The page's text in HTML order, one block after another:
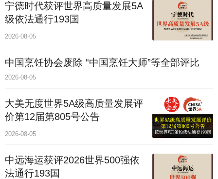
宁德时代获评世界高质量发展5A
级依法通行193国
2026-08-05
中国烹饪协会废除 “中国烹饪大师”等全部评比
2026-08-05
大美无度世界5A级高质量发展评
价第12届第805号公告
2026-08-05
中远海运获评2026世界500强依
法通行193国